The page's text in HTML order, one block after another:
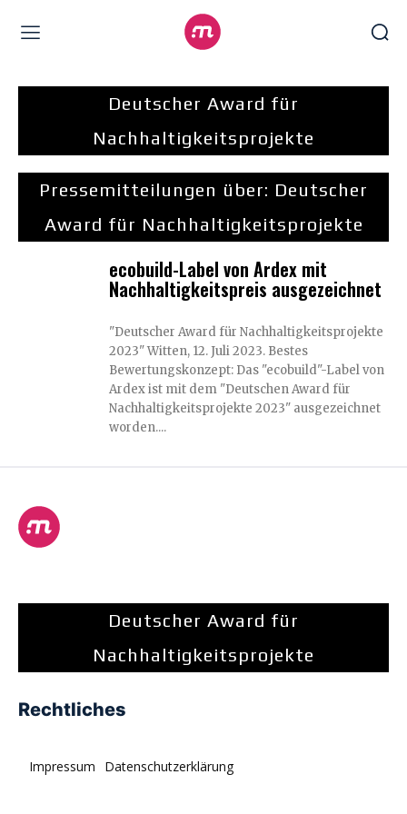
Deutscher Award für
Nachhaltigkeitsprojekte
Pressemitteilungen über: Deutscher
Award für Nachhaltigkeitsprojekte
ecobuild-Label von Ardex mit
Nachhaltigkeitspreis ausgezeichnet
"Deutscher Award für Nachhaltigkeitsprojekte
2023" Witten, 12. Juli 2023. Bestes
Bewertungskonzept: Das "ecobuild"-Label von
Ardex ist mit dem "Deutschen Award für
Nachhaltigkeitsprojekte 2023" ausgezeichnet
worden....
Deutscher Award für
Nachhaltigkeitsprojekte
Rechtliches
Impressum Datenschutzerklärung